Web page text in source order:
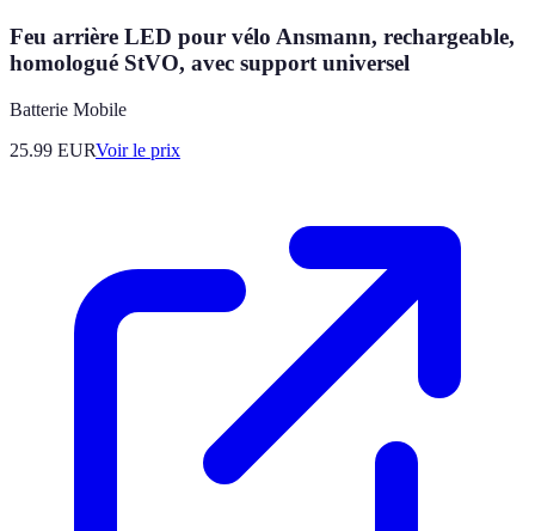
Feu arrière LED pour vélo Ansmann, rechargeable,
homologué StVO, avec support universel
Batterie Mobile
25.99 EURVoir le prix